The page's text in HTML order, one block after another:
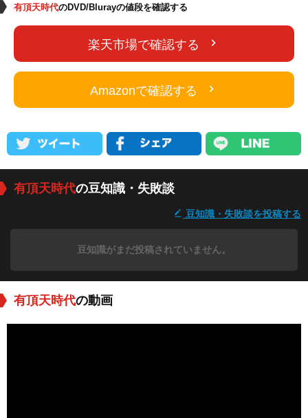
有頂天時代のDVD/Blurayの値段を確認する
楽天市場で確認する
Amazonで確認する
有頂天時代の豆知識・失敗談
豆知識・失敗談を投稿する
豆知識がまだ投稿されていません。
有頂天時代の動画